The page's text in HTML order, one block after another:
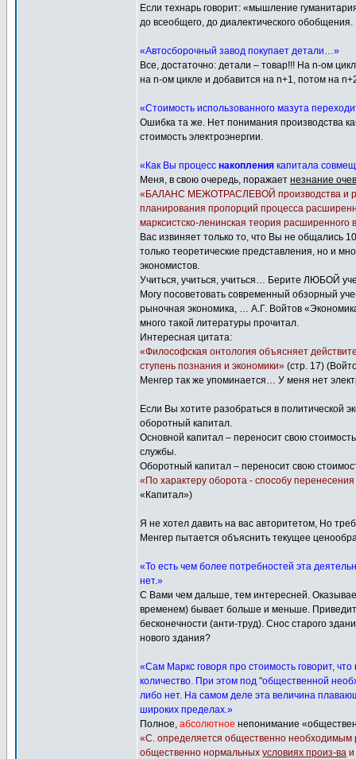
Если технарь говорит: «мышление
до всеобщего, до диалектического обобщения.
«Автосборочный завод покупает детали…»
Все, достаточно: детали – товар!!! На n-ом
на n-ом цикле и добавится на n+1, потом на
«Стоимость использованного мазута
Ошибка та же. Нет понимания производства
стоимость электроэнергии.
«Как Вы процесс накопления капитала
Меня, в свою очередь, поражает незнание
«БАЛАНС МЕЖОТРАСЛЕВОЙ производства и
планирования пропорций процесса
марксистско-ленинская теория расширенного
Вас извиняет только то, что Вы не общались
только теоретические представления, но и
экономистов.
Учиться, учиться, учиться… Берите ЛЮБОЙ
Могу посоветовать современный обзорный
рыночная экономика, … А.Г. Войтов
много такой литературы прочитал.
Интересная цитата:
«Философская онтология объясняет
ступень познания и экономики» (стр. 17)
Менгер так же упоминается… У меня нет
Если Вы хотите разобраться в политической
оборотный капитал.
Основной капитал – переносит свою
службы.
Оборотный капитал – переносит свою
«По характеру оборота - способу
«Капитал»)
Я не хотел давить на вас авторитетом, Но
Менгер пытается объяснить текущее
«То есть чем более потребностей эта
нет.»
С Вами чем дальше, тем интересней.
временем) бывает больше и меньше.
бесконечности (анти-труд). Снос старого
нового здания?
«Сам Маркс говоря про стоимость говорит,
количество. При этом под "общественной
либо нет. На самом деле эта величина
широких пределах.»
Полное, абсолютное непонимание
«С. определяется общественно необходимым
общественно нормальных условиях произ-ва и